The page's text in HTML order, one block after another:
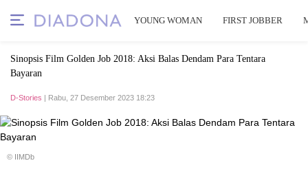
YOUNG WOMAN FIRST JOBBER
Sinopsis Film Golden Job 2018: Aksi Balas Dendam Para Tentara
Bayaran
D-Stories | Rabu, 27 Desember 2023 18:23
© IIMDb